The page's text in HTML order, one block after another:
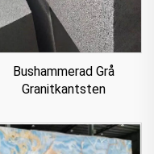
Bushammerad Grå
Granitkantsten